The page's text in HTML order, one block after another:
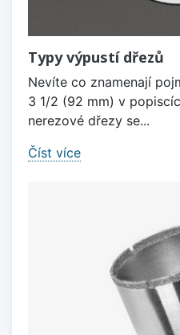
Typy výpustí dřezů
Nevíte co znamenají
3 1/2 (92 mm) v
nerezové dřezy se...
Číst více